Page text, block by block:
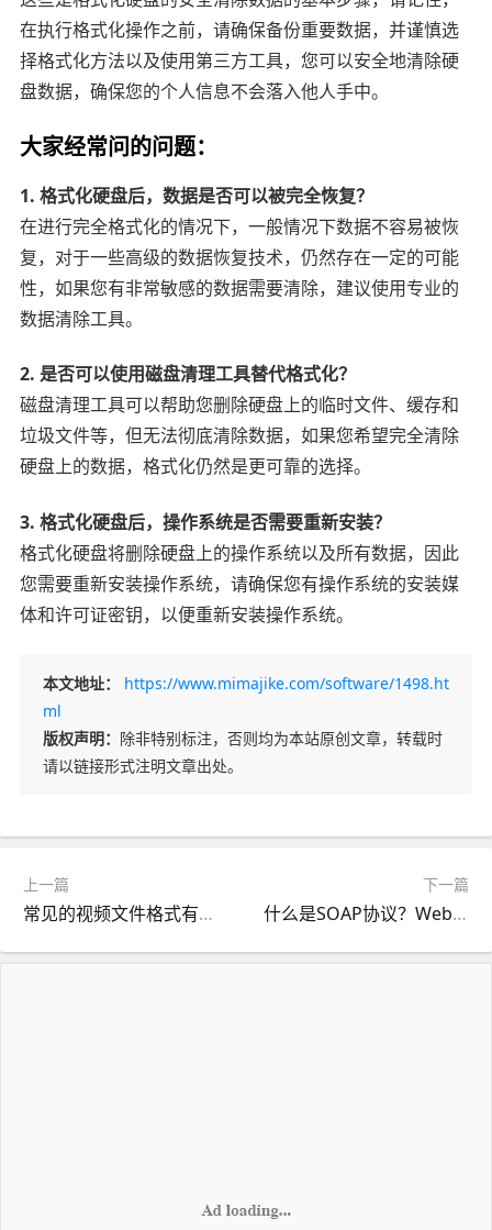
在执行格式化操作之前，请确保备份重要数据，并谨慎选
择格式化方法以及使用第三方工具，您可以安全地清除硬
盘数据，确保您的个人信息不会落入他人手中。
大家经常问的问题：
1. 格式化硬盘后，数据是否可以被完全恢复？
在进行完全格式化的情况下，一般情况下数据不容易被恢
复，对于一些高级的数据恢复技术，仍然存在一定的可能
性，如果您有非常敏感的数据需要清除，建议使用专业的
数据清除工具。
2. 是否可以使用磁盘清理工具替代格式化？
磁盘清理工具可以帮助您删除硬盘上的临时文件、缓存和
垃圾文件等，但无法彻底清除数据，如果您希望完全清除
硬盘上的数据，格式化仍然是更可靠的选择。
3. 格式化硬盘后，操作系统是否需要重新安装？
格式化硬盘将删除硬盘上的操作系统以及所有数据，因此
您需要重新安装操作系统，请确保您有操作系统的安装媒
体和许可证密钥，以便重新安装操作系统。
本文地址：
https://www.mimajike.com/software/1498.ht
ml
版权声明： 除非特别标注，否则均为本站原创文章，转载时
请以链接形式注明文章出处。
上一篇
常见的视频文件格式有哪些？
下一篇
什么是SOAP协议？Web服务通信的标准